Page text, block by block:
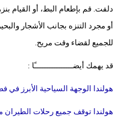
دلفت. قم بإطعام البط، أو القيام
أو مجرد التنزه بجانب الأشجار
للجميع لقضاء وقت مريح.
قد يهمك أيضــــــــــــــــًا :
هولندا الوجهة السياحية الأبرز
هولندا توقف جميع رحلات الطيران